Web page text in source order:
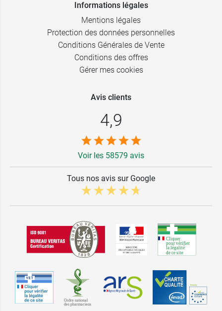
Informations légales
Mentions légales
Protection des données personnelles
Conditions Générales de Vente
Conditions des offres
Gérer mes cookies
Avis clients
4,9
Voir les 58579 avis
Tous nos avis sur Google